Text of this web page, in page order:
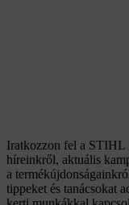
Iratkozzon fel a STIHL
híreinkről, aktuális
a
tippeket és tanácsokat